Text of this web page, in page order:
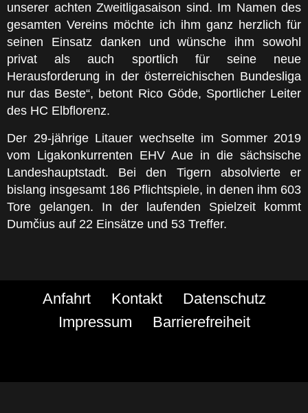
unserer achten Zweitligasaison sind. Im Namen des
gesamten Vereins möchte ich ihm ganz herzlich für
seinen Einsatz danken und wünsche ihm sowohl
privat als auch sportlich für seine neue
Herausforderung in der österreichischen Bundesliga
nur das Beste“, betont Rico Göde, Sportlicher Leiter
des HC Elbflorenz.
Der 29-jährige Litauer wechselte im Sommer 2019
vom Ligakonkurrenten EHV Aue in die sächsische
Landeshauptstadt. Bei den Tigern absolvierte er
bislang insgesamt 186 Pflichtspiele, in denen ihm 603
Tore gelangen. In der laufenden Spielzeit kommt
Dumčius auf 22 Einsätze und 53 Treffer.
Anfahrt Kontakt
Datenschutz
Impressum
Barrierefreiheit